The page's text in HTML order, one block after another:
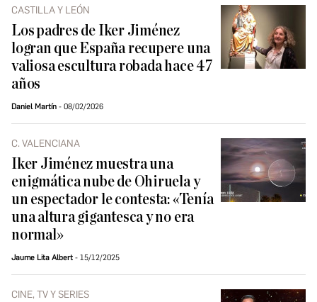
CASTILLA Y LEÓN
Los padres de Iker Jiménez
logran que España recupere una
valiosa escultura robada hace 47
años
Daniel Martín 08/02/2026
C. VALENCIANA
Iker Jiménez muestra una
enigmática nube de Ohiruela y
un espectador le contesta: «Tenía
una altura gigantesca y no era
normal»
Jaume Lita Albert 15/12/2025
CINE, TV Y SERIES